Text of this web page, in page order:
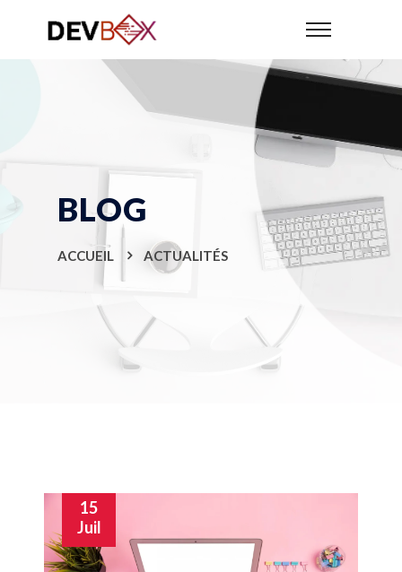
BLOG
ACCUEIL ACTUALITÉS
15
Juil